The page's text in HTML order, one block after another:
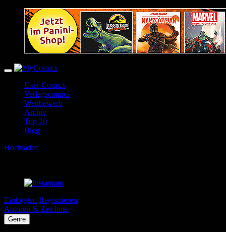
User Comics
Verlagscomics
Wettbewerb
Archiv
Top 20
Blog
Hochladen
Einloggen Registrieren
Autoren & Zeichner
Genre